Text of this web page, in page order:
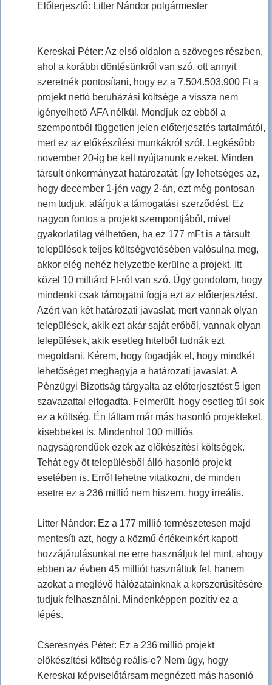
Előterjesztő: Litter Nándor polgármester
Kereskai Péter: Az első oldalon a szöveges részben,
ahol a korábbi döntésünkről van szó, ott annyit
szeretnék pontosítani, hogy ez a 7.504.503.900 Ft a
projekt nettó beruházási költsége a vissza nem
igényelhető ÁFA nélkül. Mondjuk ez ebből a
szempontból független jelen előterjesztés tartalmától,
mert ez az előkészítési munkákról szól. Legkésőbb
november 20-ig be kell nyújtanunk ezeket. Minden
társult önkormányzat határozatát. Így lehetséges az,
hogy december 1-jén vagy 2-án, ezt még pontosan
nem tudjuk, aláírjuk a támogatási szerződést. Ez
nagyon fontos a projekt szempontjából, mivel
gyakorlatilag vélhetően, ha ez 177 mFt is a társult
települések teljes költségvetésében valósulna meg,
akkor elég nehéz helyzetbe kerülne a projekt. Itt
közel 10 milliárd Ft-ról van szó. Úgy gondolom, hogy
mindenki csak támogatni fogja ezt az előterjesztést.
Azért van két határozati javaslat, mert vannak olyan
települések, akik ezt akár saját erőből, vannak olyan
települések, akik esetleg hitelből tudnák ezt
megoldani. Kérem, hogy fogadják el, hogy mindkét
lehetőséget meghagyja a határozati javaslat. A
Pénzügyi Bizottság tárgyalta az előterjesztést 5 igen
szavazattal elfogadta. Felmerült, hogy esetleg túl sok
ez a költség. Én láttam már más hasonló projekteket,
kisebbeket is. Mindenhol 100 milliós
nagyságrendűek ezek az előkészítési költségek.
Tehát egy öt településből álló hasonló projekt
esetében is. Erről lehetne vitatkozni, de minden
esetre ez a 236 millió nem hiszem, hogy irreális.
Litter Nándor: Ez a 177 millió természetesen majd
mentesíti azt, hogy a közmű értékeinkért kapott
hozzájárulásunkat ne erre használjuk fel mint, ahogy
ebben az évben 45 milliót használtuk fel, hanem
azokat a meglévő hálózatainknak a korszerűsítésére
tudjuk felhasználni. Mindenképpen pozitív ez a
lépés.
Cseresnyés Péter: Ez a 236 millió projekt
előkészítési költség reális-e? Nem úgy, hogy
Kereskai képviselőtársam megnézett más hasonló